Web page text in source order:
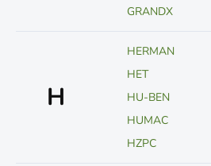
GRANDX
H
HERMAN
HET
HU-BEN
HUMAC
HZPC